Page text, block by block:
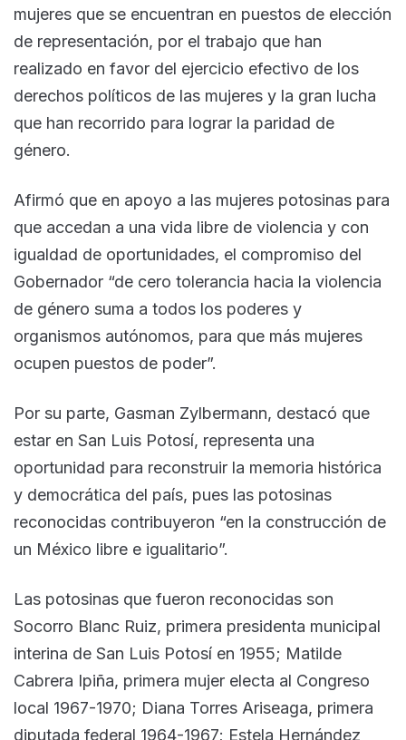
mujeres que se encuentran en puestos de elección
de representación, por el trabajo que han
realizado en favor del ejercicio efectivo de los
derechos políticos de las mujeres y la gran lucha
que han recorrido para lograr la paridad de
género.
Afirmó que en apoyo a las mujeres potosinas para
que accedan a una vida libre de violencia y con
igualdad de oportunidades, el compromiso del
Gobernador “de cero tolerancia hacia la violencia
de género suma a todos los poderes y
organismos autónomos, para que más mujeres
ocupen puestos de poder”.
Por su parte, Gasman Zylbermann, destacó que
estar en San Luis Potosí, representa una
oportunidad para reconstruir la memoria histórica
y democrática del país, pues las potosinas
reconocidas contribuyeron “en la construcción de
un México libre e igualitario”.
Las potosinas que fueron reconocidas son
Socorro Blanc Ruiz, primera presidenta municipal
interina de San Luis Potosí en 1955; Matilde
Cabrera Ipiña, primera mujer electa al Congreso
local 1967-1970; Diana Torres Ariseaga, primera
diputada federal 1964-1967; Estela Hernández